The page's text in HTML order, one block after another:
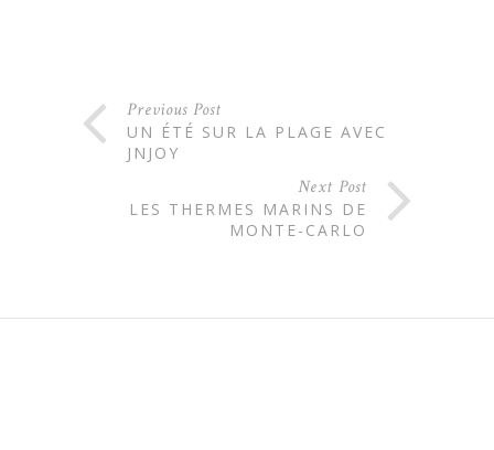
Previous Post
UN ÉTÉ SUR LA PLAGE AVEC
JNJOY
Next Post
LES THERMES MARINS DE
MONTE-CARLO